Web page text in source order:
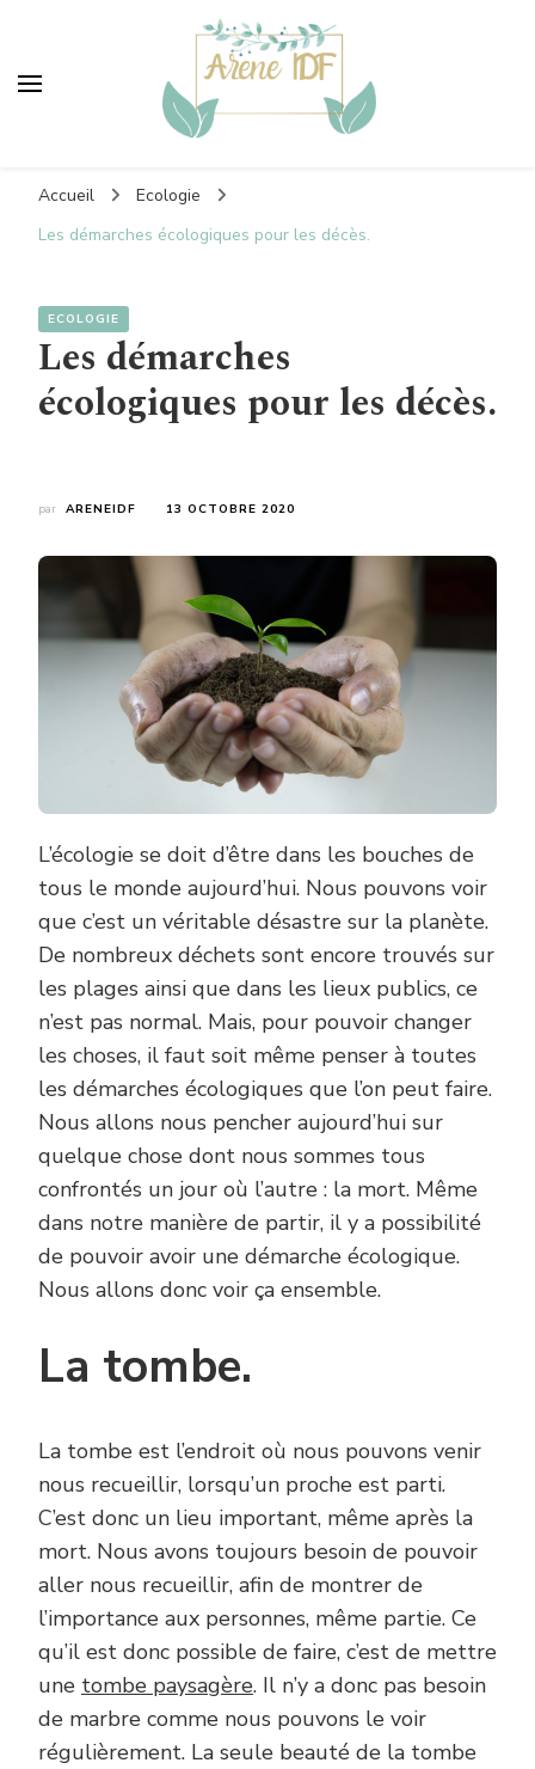
Accueil
Ecologie
Les démarches écologiques pour les décès.
ECOLOGIE
Les démarches
écologiques pour les décès.
par ARENEIDF 13 OCTOBRE 2020
L’écologie se doit d’être dans les bouches de
tous le monde aujourd’hui. Nous pouvons voir
que c’est un véritable désastre sur la planète.
De nombreux déchets sont encore trouvés sur
les plages ainsi que dans les lieux publics, ce
n’est pas normal. Mais, pour pouvoir changer
les choses, il faut soit même penser à toutes
les démarches écologiques que l’on peut faire.
Nous allons nous pencher aujourd’hui sur
quelque chose dont nous sommes tous
confrontés un jour où l’autre : la mort. Même
dans notre manière de partir, il y a possibilité
de pouvoir avoir une démarche écologique.
Nous allons donc voir ça ensemble.
La tombe.
La tombe est l’endroit où nous pouvons venir
nous recueillir, lorsqu’un proche est parti.
C’est donc un lieu important, même après la
mort. Nous avons toujours besoin de pouvoir
aller nous recueillir, afin de montrer de
l’importance aux personnes, même partie. Ce
qu’il est donc possible de faire, c’est de mettre
une tombe paysagère. Il n’y a donc pas besoin
de marbre comme nous pouvons le voir
régulièrement. La seule beauté de la tombe